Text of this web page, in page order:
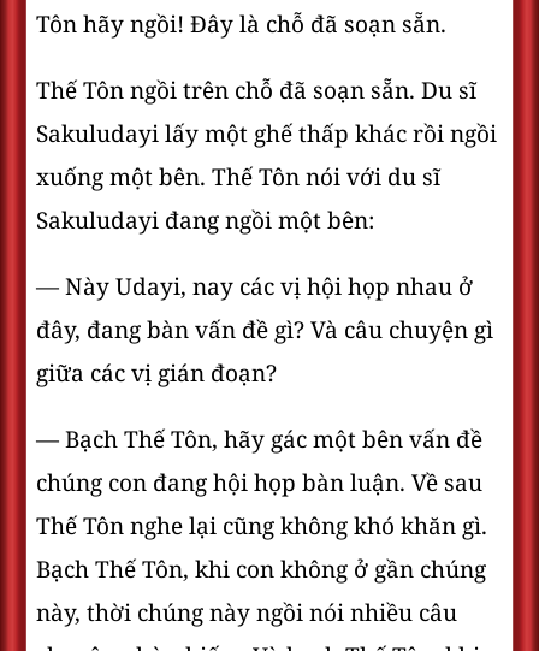
Tôn hãy ngồi! Ðây là chỗ đã soạn sẵn.
Thế Tôn ngồi trên chỗ đã soạn sẵn. Du sĩ
Sakuludayi lấy một ghế thấp khác rồi ngồi
xuống một bên. Thế Tôn nói với du sĩ
Sakuludayi đang ngồi một bên:
— Này Udayi, nay các vị hội họp nhau ở
đây, đang bàn vấn đề gì? Và câu chuyện gì
giữa các vị gián đoạn?
— Bạch Thế Tôn, hãy gác một bên vấn đề
chúng con đang hội họp bàn luận. Về sau
Thế Tôn nghe lại cũng không khó khăn gì.
Bạch Thế Tôn, khi con không ở gần chúng
này, thời chúng này ngồi nói nhiều câu